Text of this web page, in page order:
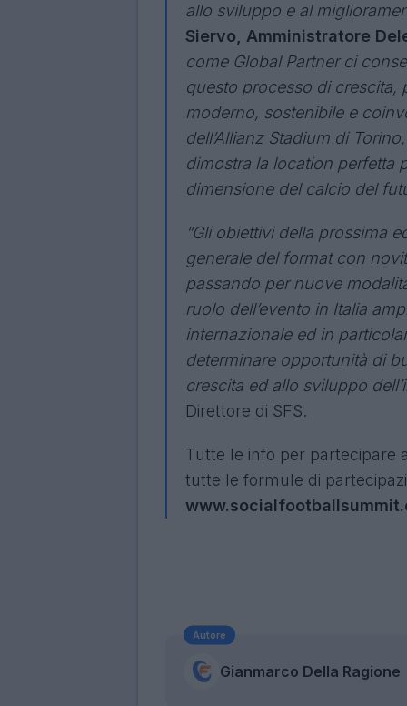
allo sviluppo e al
Siervo, Amministratore
come Global Partner ci
questo processo di crescita,
moderno, sostenibile e
dell’Allianz Stadium di
dimostra la location perfetta
dimensione del calcio del
“Gli obiettivi della prossima
generale del format con
passando per nuove
ruolo dell’evento in Italia
internazionale ed in
determinare opportunità di
crescita ed allo sviluppo
Direttore di SFS.
Tutte le info per partecipare
tutte le formule di
Autore
Gianmarco Della Ragione